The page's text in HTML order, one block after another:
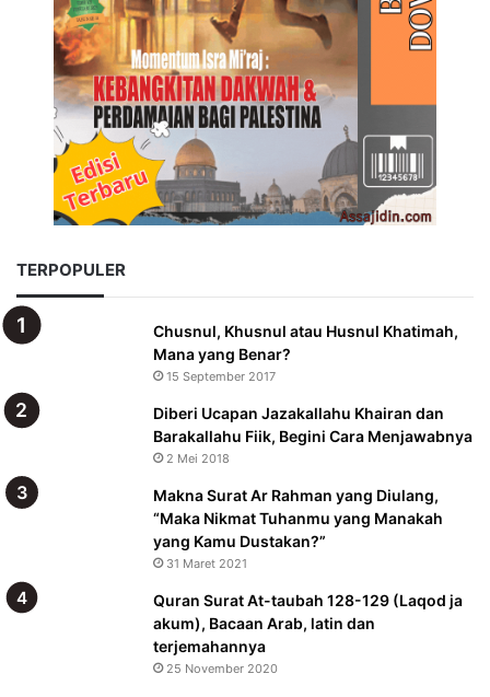
TERPOPULER
Chusnul, Khusnul atau Husnul Khatimah,
Mana yang Benar?
15 September 2017
Diberi Ucapan Jazakallahu Khairan dan
Barakallahu Fiik, Begini Cara Menjawabnya
2 Mei 2018
Makna Surat Ar Rahman yang Diulang,
“Maka Nikmat Tuhanmu yang Manakah
yang Kamu Dustakan?”
31 Maret 2021
Quran Surat At-taubah 128-129 (Laqod ja
akum), Bacaan Arab, latin dan
terjemahannya
25 November 2020